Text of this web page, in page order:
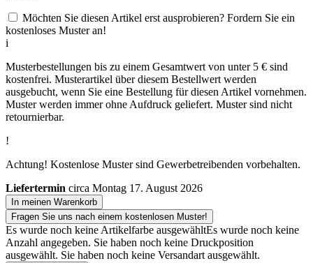
Möchten Sie diesen Artikel erst ausprobieren? Fordern Sie ein
kostenloses Muster an!
i
Musterbestellungen bis zu einem Gesamtwert von unter 5 € sind
kostenfrei. Musterartikel über diesem Bestellwert werden
ausgebucht, wenn Sie eine Bestellung für diesen Artikel vornehmen.
Muster werden immer ohne Aufdruck geliefert. Muster sind nicht
retournierbar.
!
Achtung! Kostenlose Muster sind Gewerbetreibenden vorbehalten.
Liefertermin circa Montag 17. August 2026
In meinen Warenkorb
Fragen Sie uns nach einem kostenlosen Muster!
Es wurde noch keine Artikelfarbe ausgewähltEs wurde noch keine
Anzahl angegeben. Sie haben noch keine Druckposition
ausgewählt. Sie haben noch keine Versandart ausgewählt.